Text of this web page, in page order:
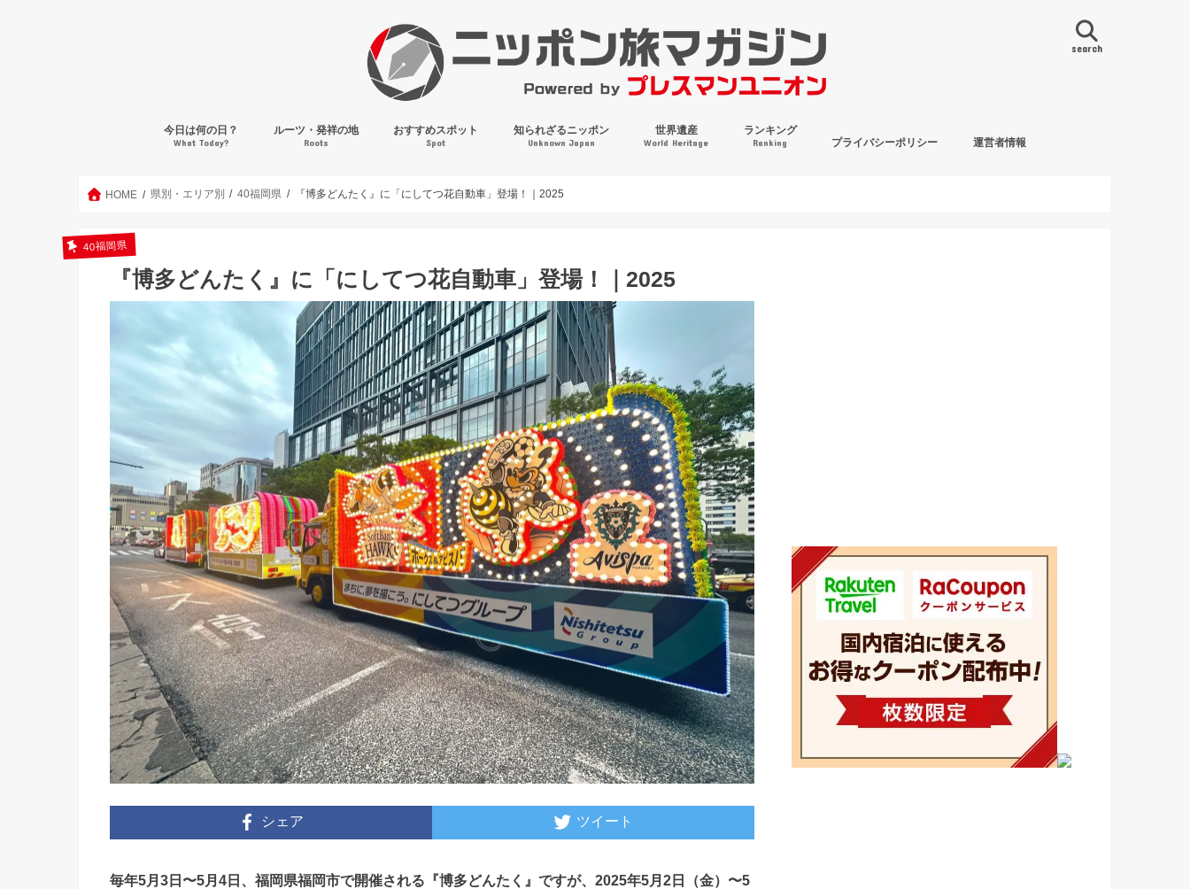
search
今日は何の日？
What Today?
ルーツ・発祥の地
Roots
おすすめスポット
Spot
知られざるニッポン
Unknown Japan
世界遺産
World Heritage
ランキング
Ranking プライバシーポリシー 運営者情報
HOME 県別・エリア別 40福岡県 『博多どんたく』に「にしてつ花自動車」登場！｜2025
40福岡県
『博多どんたく』に「にしてつ花自動車」登場！｜2025
シェア ツイート
毎年5月3日〜5月4日、福岡県福岡市で開催される『博多どんたく』ですが、2025年5月2日（金）〜5